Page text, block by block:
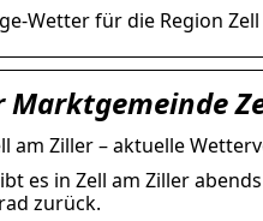
Wetter für die Region
Marktgemeinde
am Ziller – aktuelle
es in Zell am Ziller
zurück.